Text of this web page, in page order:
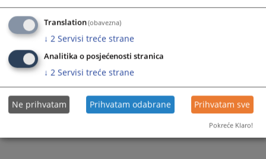
Translation(obavezna)
↓ 2 Servisi treće strane
Analitika o posjećenosti stranica
↓ 2 Servisi treće strane
Ne prihvatam Prihvatam odabrane Prihvatam sve
Pokreće Klaro!